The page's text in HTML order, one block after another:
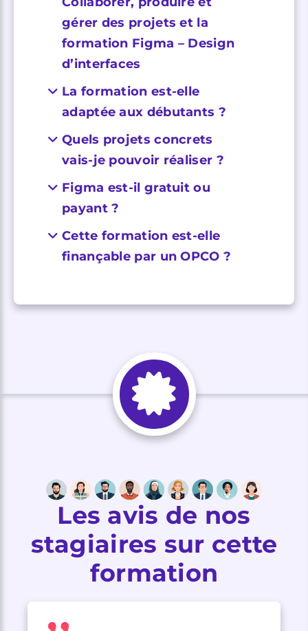
gérer des projets et la
formation Figma – Design
d’interfaces
La formation est-elle
adaptée aux débutants ?
Quels projets concrets
vais-je pouvoir réaliser ?
Figma est-il gratuit ou
payant ?
Cette formation est-elle
finançable par un OPCO ?
Les avis de nos
stagiaires sur cette
formation